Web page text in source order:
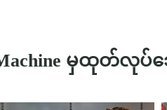
Machine မှထုတ်လုပ်